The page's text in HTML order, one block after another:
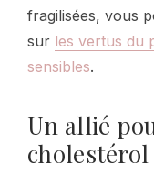
fragilisées, vous
sur les vertus du
sensibles.
Un allié
cholestérol